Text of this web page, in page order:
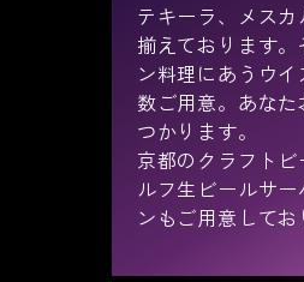
テキーラ、メスカ
揃えております
ン料理にあうウ
数ご用意。あな
つかります。
京都のクラフト
ルフ生ビールサ
ンもご用意してお